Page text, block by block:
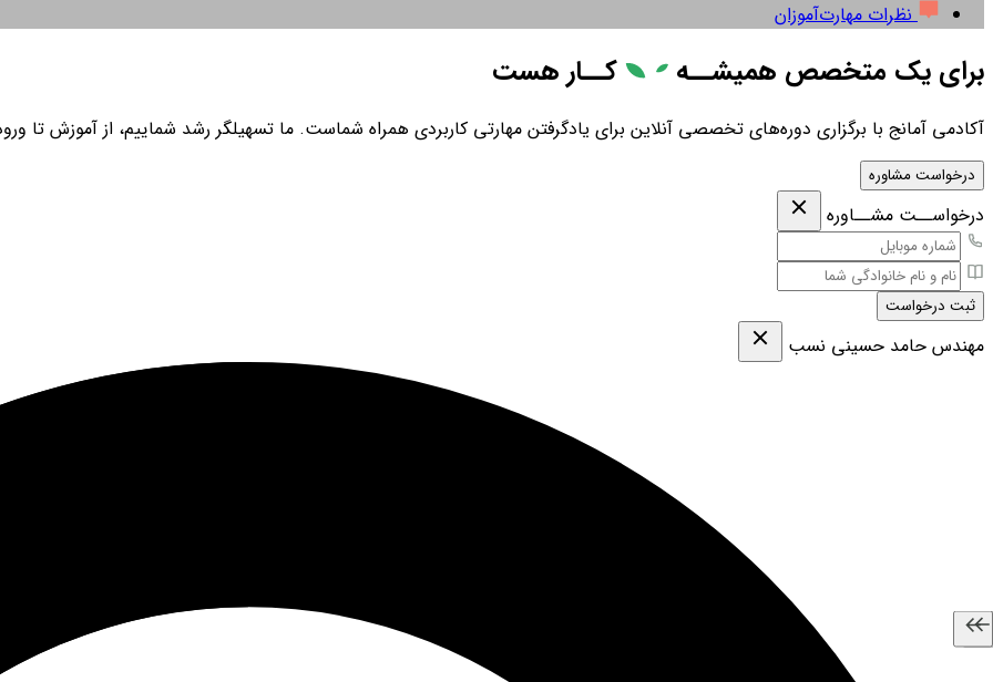
نظرات مهارت‌آموزان
برای یک متخصص همیشــه کــارهست
آکادمی آمانج با برگزاری دوره‌های تخصصی آنلاین برای یادگرفتن مهارتی کاربردی همراه شماست. ما تسهیلگر رشد شماییم، از آموزش تا ورود
درخواست مشاوره
درخواســت مشــاوره
ثبت درخواست
مهندس حامد حسینی نسب